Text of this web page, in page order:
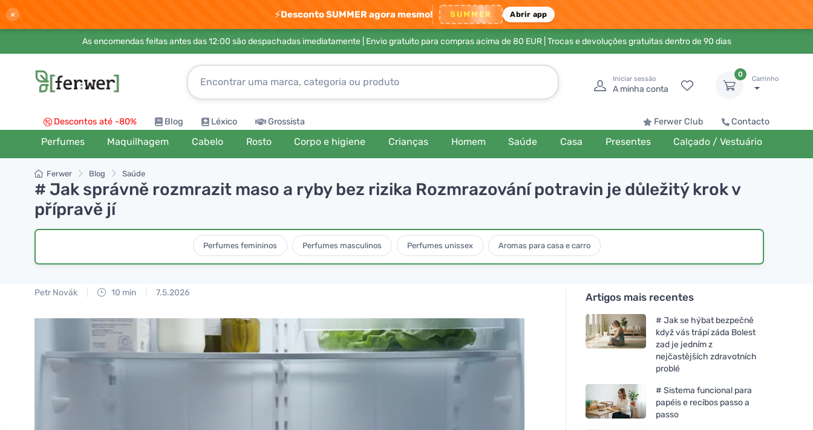
× ⚡Desconto SUMMER agora mesmo! SUMMER Abrir app
As encomendas feitas antes das 12:00 são despachadas imediatamente | Envio gratuito para compras acima de 80 EUR| Trocas e devoluções gratuitas dentro de 90 dias
Iniciar sessão
A minha conta
0
Carrinho
Descontos até -80% Blog Léxico Grossista Ferwer Club Contacto
Perfumes Maquilhagem Cabelo Rosto Corpo e higiene Crianças Homem Saúde Casa Presentes Calçado / Vestuário
Ferwer Blog Saúde
# Jak správně rozmrazit maso a ryby bez rizika Rozmrazování potravin je důležitý krok v
přípravě jí
Perfumes femininos Perfumes masculinos Perfumes unissex Aromas para casa e carro
Petr Novák 10 min 7.5.2026 Artigos mais recentes
# Jak se hýbat bezpečně
když vás trápí záda Bolest
zad je jedním z
nejčastějších zdravotních
problé
# Sistema funcional para
papéis e recibos passo a
passo